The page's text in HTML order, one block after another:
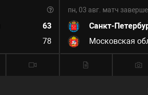
63
78
пн, 03 авг. матч
Санкт-
Московская